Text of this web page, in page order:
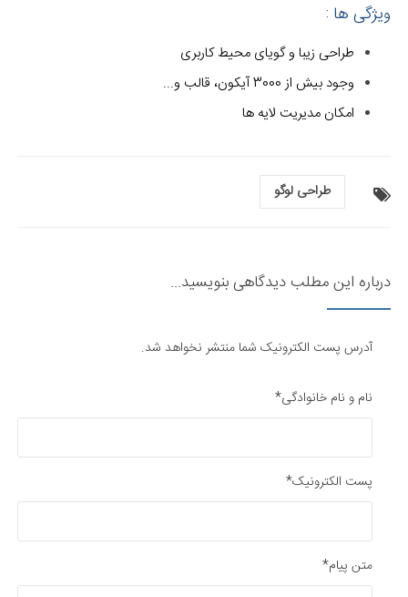
ویژگی ها :
طراحی زیبا و گویای محیط کاربری
وجود بیش از 3000 آیکون، قالب و...
امکان مدیریت لایه ها
طراحی لوگو
درباره این مطلب دیدگاهی بنویسید...
آدرس پست الکترونیک شما منتشر نخواهد شد.
نام و نام خانوادگی*
پست الکترونیک*
متن پیام*